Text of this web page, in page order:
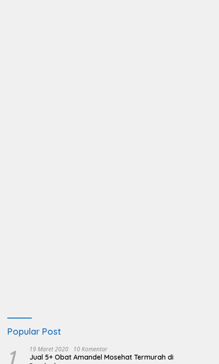
Popular Post
1 19 Maret 2020 10 Komentar
Jual 5+ Obat Amandel Mosehat Termurah di